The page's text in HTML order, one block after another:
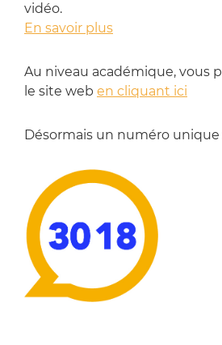
vidéo.
En savoir plus
Au niveau académique, vous
le site web en cliquant ici
Désormais un numéro unique